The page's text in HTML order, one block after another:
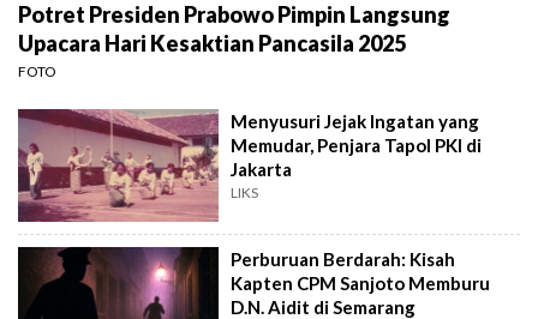
Potret Presiden Prabowo Pimpin Langsung
Upacara Hari Kesaktian Pancasila 2025
FOTO
Menyusuri Jejak Ingatan yang
Memudar, Penjara Tapol PKI di
Jakarta
LIKS
Perburuan Berdarah: Kisah
Kapten CPM Sanjoto Memburu
D.N. Aidit di Semarang